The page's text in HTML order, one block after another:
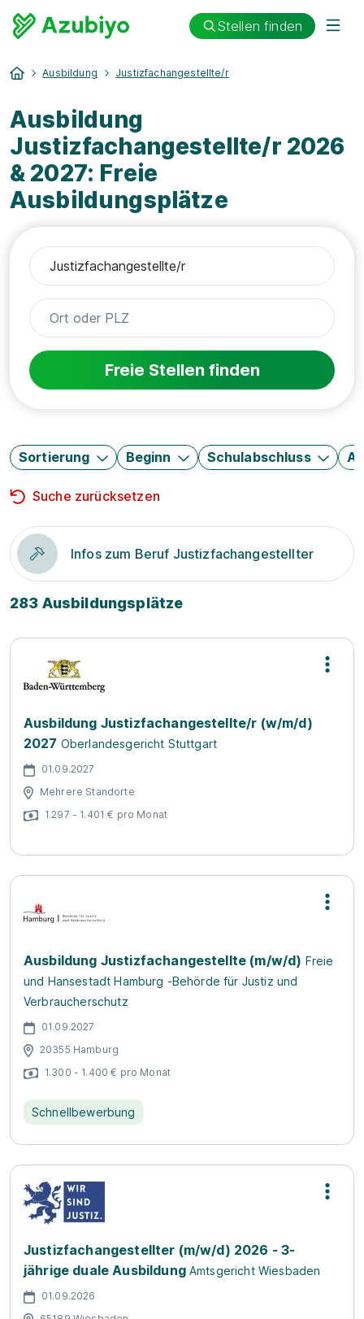
Stellen finden
Ausbildung Justizfachangestellte/r
Ausbildung
Justizfachangestellte/r 2026
& 2027: Freie
Ausbildungsplätze
Freie Stellen finden
Sortierung Beginn Schulabschluss
Suche zurücksetzen
Infos zum Beruf Justizfachangestellter
283 Ausbildungsplätze
Ausbildung Justizfachangestellte/r (w/m/d)
2027 Oberlandesgericht Stuttgart
01.09.2027
Mehrere Standorte
1.297 - 1.401 € pro Monat
Ausbildung Justizfachangestellte (m/w/d) Freie
und Hansestadt Hamburg -Behörde für Justiz und
Verbraucherschutz
01.09.2027
20355 Hamburg
1.300 - 1.400 € pro Monat
Schnellbewerbung
Justizfachangestellter (m/w/d) 2026 - 3-
jährige duale Ausbildung Amtsgericht Wiesbaden
01.09.2026